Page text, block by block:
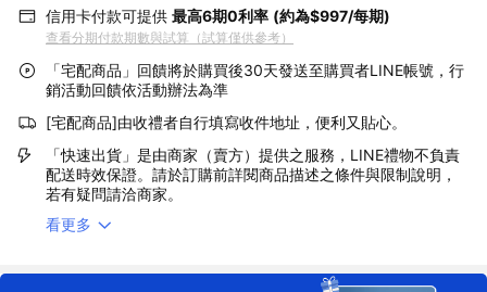
信用卡付款可提供 最高6期0利率 (約為$997/每期)
查看分期付款期數與試算（試算僅供參考）
「宅配商品」回饋將於購買後30天發送至購買者LINE帳號，行
銷活動回饋依活動辦法為準
[宅配商品]由收禮者自行填寫收件地址，便利又貼心。
「快速出貨」是由商家（賣方）提供之服務，LINE禮物不負責
配送時效保證。請於訂購前詳閱商品描述之條件與限制說明，
若有疑問請洽商家。
看更多